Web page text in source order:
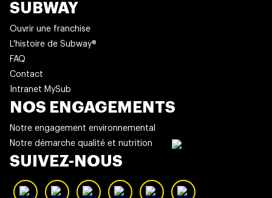
SUBWAY
Ouvrir une franchise
L'histoire de Subway®
FAQ
Contact
Intranet MySub
NOS ENGAGEMENTS
Notre engagement environnemental
Notre démarche qualité et nutrition
SUIVEZ-NOUS